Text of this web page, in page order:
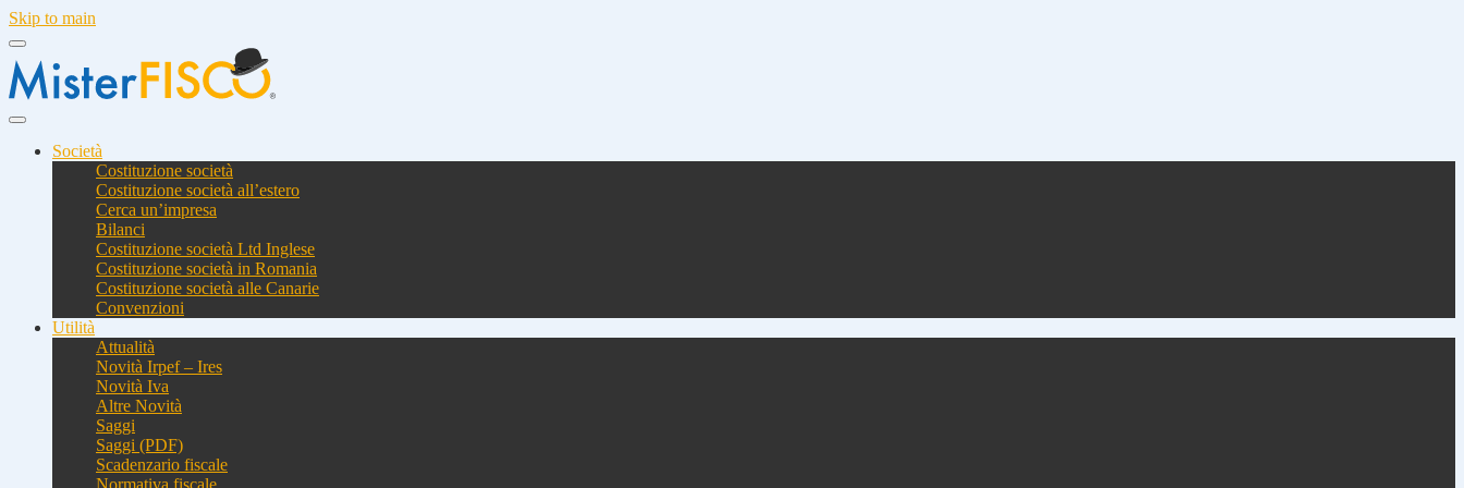
Skip to main
Società
Costituzione società
Costituzione società all’estero
Cerca un’impresa
Bilanci
Costituzione società Ltd Inglese
Costituzione società in Romania
Costituzione società alle Canarie
Convenzioni
Utilità
Attualità
Novità Irpef – Ires
Novità Iva
Altre Novità
Saggi
Saggi (PDF)
Scadenzario fiscale
Normativa fiscale